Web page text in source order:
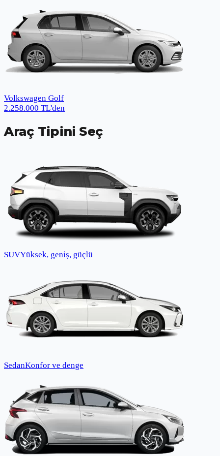
Volkswagen Golf
2.258.000 TL'den
Araç Tipini Seç
SUVYüksek, geniş, güçlü
SedanKonfor ve denge